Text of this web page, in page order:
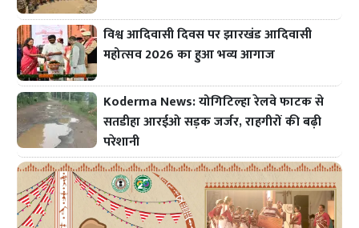
विश्व आदिवासी दिवस पर झारखंड आदिवासी
महोत्सव 2026 का हुआ भव्य आगाज
Koderma News: योगिटिल्हा रेलवे फाटक से
सतडीहा आरईओ सड़क जर्जर, राहगीरों की बढ़ी
परेशानी